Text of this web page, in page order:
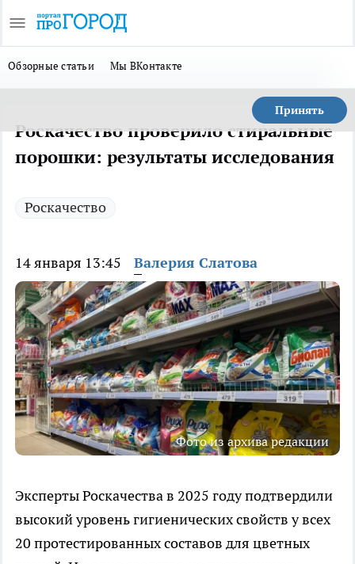
Обзорные статьи Мы ВКонтакте
Принять
Роскачество проверило стиральные
порошки: результаты исследования
Роскачество
14 января 13:45 Валерия Слатова
Фото из архива редакции
Эксперты Роскачества в 2025 году подтвердили
высокий уровень гигиенических свойств у всех
20 протестированных составов для цветных